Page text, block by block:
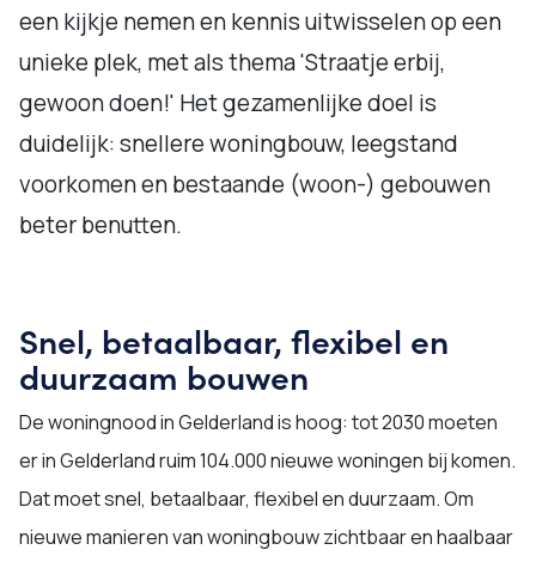
een kijkje nemen en kennis uitwisselen op een
unieke plek, met als thema 'Straatje erbij,
gewoon doen!' Het gezamenlijke doel is
duidelijk: snellere woningbouw, leegstand
voorkomen en bestaande (woon-) gebouwen
beter benutten.
Snel, betaalbaar, flexibel en
duurzaam bouwen
De woningnood in Gelderland is hoog: tot 2030 moeten
er in Gelderland ruim 104.000 nieuwe woningen bij komen.
Dat moet snel, betaalbaar, flexibel en duurzaam. Om
nieuwe manieren van woningbouw zichtbaar en haalbaar